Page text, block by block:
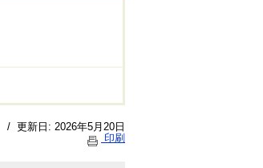
/ 更新日: 2026年5月20日
印刷